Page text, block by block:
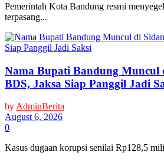
Pemerintah Kota Bandung resmi
terpasang...
Nama Bupati Bandung Muncul
BDS, Jaksa Siap Panggil Jadi
by AdminBerita
August 6, 2026
0
Kasus dugaan korupsi senilai Rp128,5